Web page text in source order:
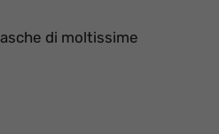
di moltissime